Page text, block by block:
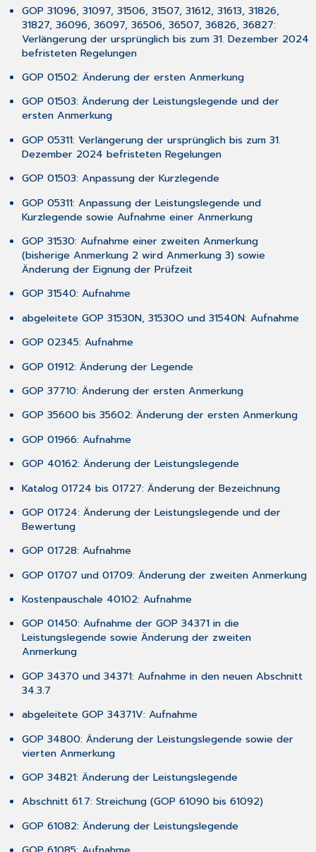
6.4 Nur
bei
Verwendung
der
Update-
DVD
alle
Installationsarten
6.6 Erster
Start
CGM TURBOMED nach
Update-
Installation
7 Das
Hilfe-
System
CGM TURBOMED
7.1 Hinweise
Nomenklatur
diesem
Dokument
TURBOMED-
Kanal
7.3 CGM TURBOMED
[F1]
7.4 CGM TURBOMED
Anwender-
Hotline
GOP 31096, 31097, 31506, 31507, 31612, 31613, 31826,
31827, 36096, 36097, 36506, 36507, 36826, 36827:
Verlängerung der ursprünglich bis zum 31. Dezember 2024
befristeten Regelungen
GOP 01502: Änderung der ersten Anmerkung
GOP 01503: Änderung der Leistungslegende und der
ersten Anmerkung
GOP 05311: Verlängerung der ursprünglich bis zum 31.
Dezember 2024 befristeten Regelungen
GOP 01503: Anpassung der Kurzlegende
GOP 05311: Anpassung der Leistungslegende und
Kurzlegende sowie Aufnahme einer Anmerkung
GOP 31530: Aufnahme einer zweiten Anmerkung
(bisherige Anmerkung 2 wird Anmerkung 3) sowie
Änderung der Eignung der Prüfzeit
GOP 31540: Aufnahme
abgeleitete GOP 31530N, 31530O und 31540N: Aufnahme
GOP 02345: Aufnahme
GOP 01912: Änderung der Legende
GOP 37710: Änderung der ersten Anmerkung
GOP 35600 bis 35602: Änderung der ersten Anmerkung
GOP 01966: Aufnahme
GOP 40162: Änderung der Leistungslegende
Katalog 01724 bis 01727: Änderung der Bezeichnung
GOP 01724: Änderung der Leistungslegende und der
Bewertung
GOP 01728: Aufnahme
GOP 01707 und 01709: Änderung der zweiten Anmerkung
Kostenpauschale 40102: Aufnahme
GOP 01450: Aufnahme der GOP 34371 in die
Leistungslegende sowie Änderung der zweiten
Anmerkung
GOP 34370 und 34371: Aufnahme in den neuen Abschnitt
34.3.7
abgeleitete GOP 34371V: Aufnahme
GOP 34800: Änderung der Leistungslegende sowie der
vierten Anmerkung
GOP 34821: Änderung der Leistungslegende
Abschnitt 61.7: Streichung (GOP 61090 bis 61092)
GOP 61082: Änderung der Leistungslegende